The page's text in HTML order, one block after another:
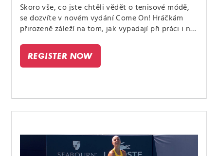
Skoro vše, co jste chtěli vědět o tenisové módě,
se dozvíte v novém vydání Come On! Hráčkám
přirozeně záleží na tom, jak vypadají při práci i na
magazín CANAL+ Sport pojednává o
extravagantních modelech, róbách na plesy a
bankety i sponzorském oblečení na kurty.
REGISTER NOW